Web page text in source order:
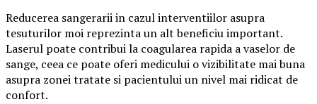
Reducerea sangerarii in cazul interventiilor asupra
tesuturilor moi reprezinta un alt beneficiu important.
Laserul poate contribui la coagularea rapida a vaselor de
sange, ceea ce poate oferi medicului o vizibilitate mai buna
asupra zonei tratate si pacientului un nivel mai ridicat de
confort.